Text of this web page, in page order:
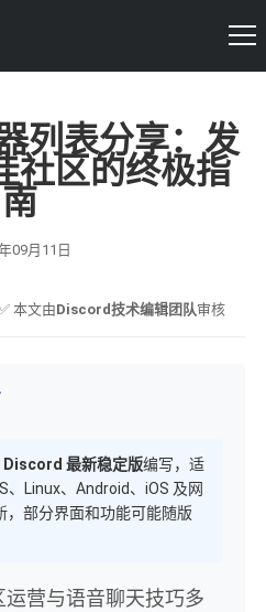
列表分享：发
社区的终极指
南
09月11日
本文由Discord技术编辑团队审核
Discord 最新稳定版编写，适
Linux、Android、iOS 及网
，部分界面和功能可能随版
营与语音聊天技巧多